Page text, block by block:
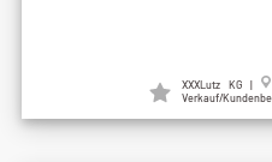
XXXLutz KG |
Verkauf/